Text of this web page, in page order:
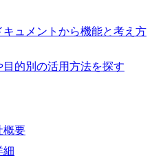
キュメントから機能と考え方
目的別の活用方法を探す
概要
細